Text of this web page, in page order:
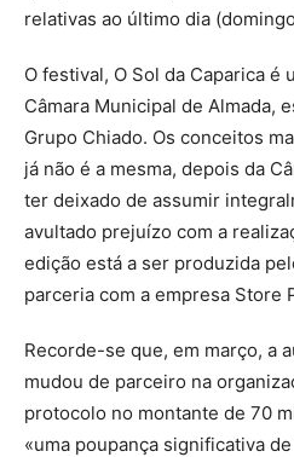
relativas ao último dia
O festival, O Sol da Caparica é
Câmara Municipal de Almada,
Grupo Chiado. Os conceitos
já não é a mesma, depois da
ter deixado de assumir
avultado prejuízo com a
edição está a ser produzida
parceria com a empresa Store
Recorde-se que, em março, a
mudou de parceiro na
protocolo no montante de 70
«uma poupança significativa